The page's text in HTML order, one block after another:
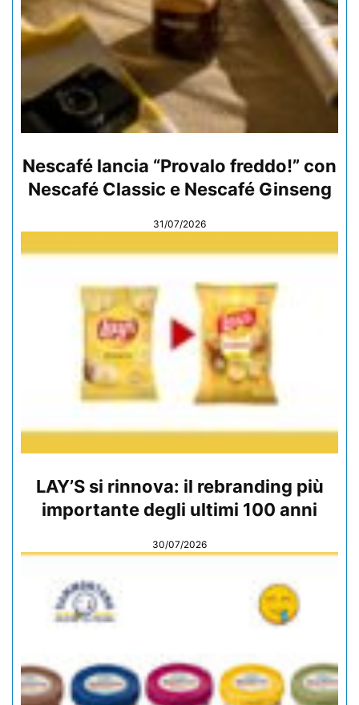
Nescafé lancia “Provalo freddo!” con
Nescafé Classic e Nescafé Ginseng
31/07/2026
LAY’S si rinnova: il rebranding più
importante degli ultimi 100 anni
30/07/2026